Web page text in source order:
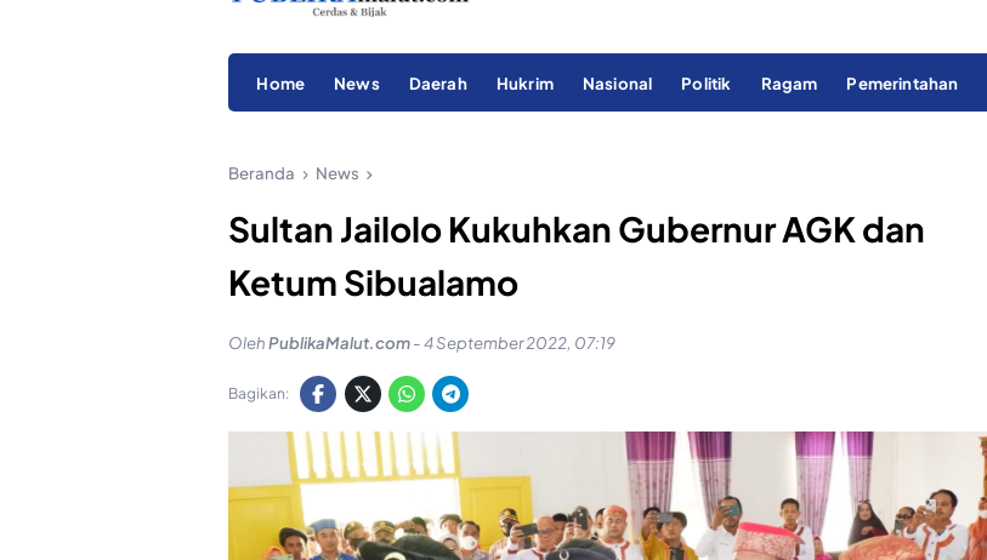
Home News Daerah Hukrim Nasional Politik Ragam Pemerintahan
Beranda News
Sultan Jailolo Kukuhkan Gubernur AGK dan
Ketum Sibualamo
OlehPublikaMalut.com-4 September 2022, 07:19
Bagikan: